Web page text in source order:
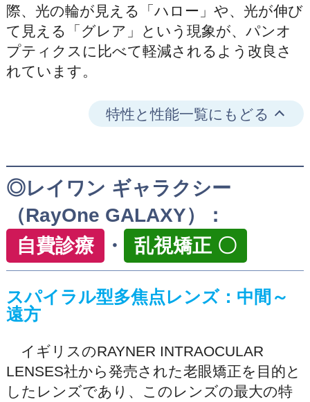
際、光の輪が見える「ハロー」や、光が伸び
て見える「グレア」という現象が、パンオ
プティクスに比べて軽減されるよう改良さ
れています。
特性と性能一覧にもどる
◎レイワン ギャラクシー
（RayOne GALAXY）：
自費診療
・ 乱視矯正 〇
スパイラル型多焦点レンズ：中間～
遠方
イギリスのRAYNER INTRAOCULAR
LENSES社から発売された老眼矯正を目的と
したレンズであり、このレンズの最大の特